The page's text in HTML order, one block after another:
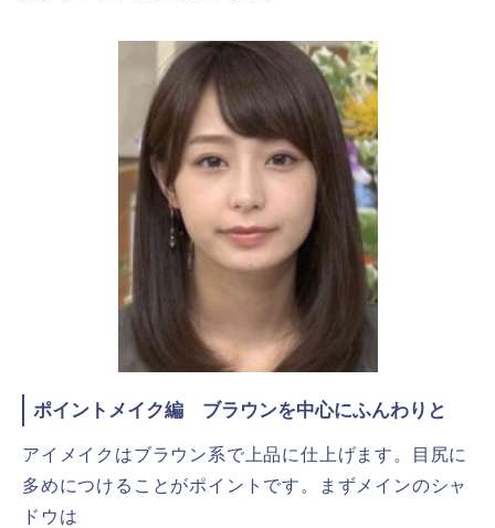
ポイントメイク編 ブラウンを中心にふんわりと
アイメイクはブラウン系で上品に仕上げます。目尻に
多めにつけることがポイントです。まずメインのシャ
ドウは